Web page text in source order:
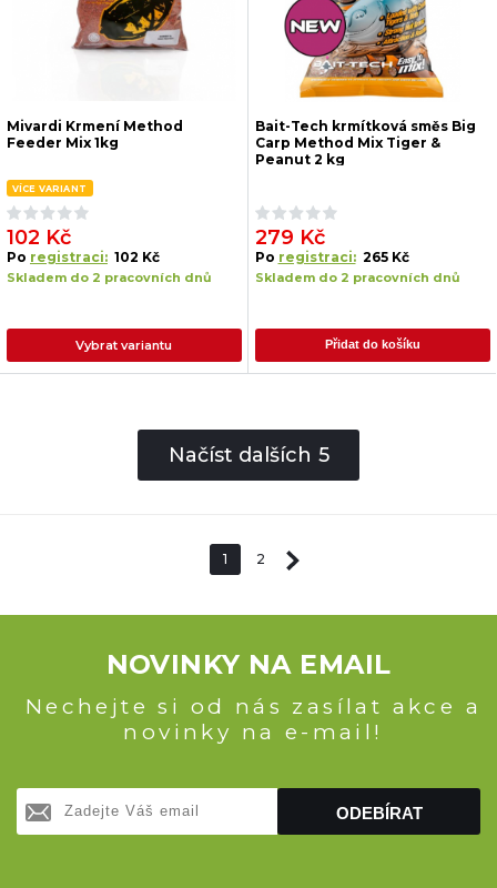
Mivardi Krmení Method
Feeder Mix 1kg
VÍCE VARIANT
102 Kč
Po registraci: 102 Kč
Skladem do 2 pracovních dnů
Vybrat variantu
Bait-Tech krmítková směs Big
Carp Method Mix Tiger &
Peanut 2 kg
279 Kč
Po registraci: 265 Kč
Skladem do 2 pracovních dnů
Přidat do košíku
Načíst dalších 5
1 2
NOVINKY NA EMAIL
Nechejte si od nás zasílat akce a
novinky na e-mail!
ODEBÍRAT